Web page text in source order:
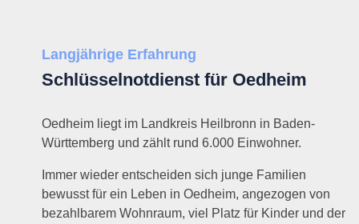
Langjährige Erfahrung
Schlüsselnotdienst für Oedheim
Oedheim liegt im Landkreis Heilbronn in Baden-
Württemberg und zählt rund 6.000 Einwohner.
Immer wieder entscheiden sich junge Familien
bewusst für ein Leben in Oedheim, angezogen von
bezahlbarem Wohnraum, viel Platz für Kinder und der